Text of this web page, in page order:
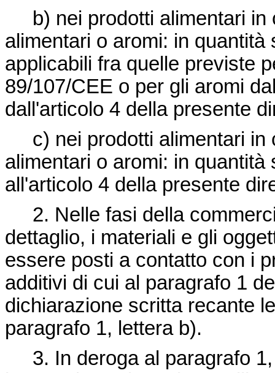
b) nei prodotti alimentari in
alimentari o aromi: in
applicabili fra quelle previste
89/107/CEE o per gli aromi
dall'articolo 4 della presente
c) nei prodotti alimentari in
alimentari o aromi: in
all'articolo 4 della presente
2. Nelle fasi della
dettaglio, i materiali e gli
essere posti a contatto con i
additivi di cui al paragrafo 1
dichiarazione scritta recante
paragrafo 1, lettera b).
3. In deroga al paragrafo 1,